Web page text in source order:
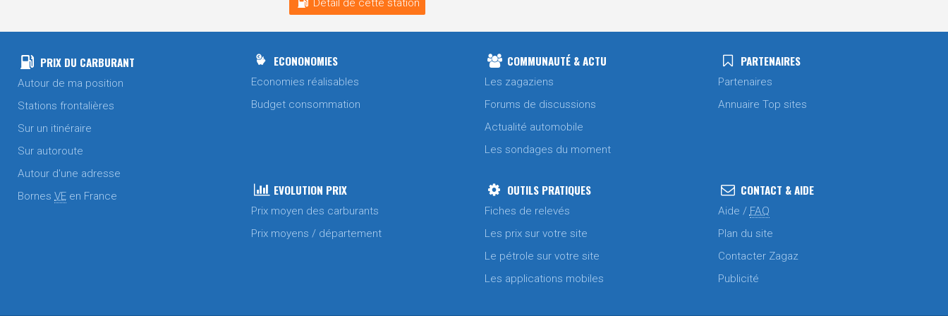
Détail de cette station
PRIX DU CARBURANT
Autour de ma position
Stations frontalières
Sur un itinéraire
Sur autoroute
Autour d'une adresse
Bornes VE en France
ECONONOMIES
Economies réalisables
Budget consommation
COMMUNAUTÉ & ACTU
Les zagaziens
Forums de discussions
Actualité automobile
Les sondages du moment
PARTENAIRES
Partenaires
Annuaire Top sites
EVOLUTION PRIX
Prix moyen des carburants
Prix moyens / département
OUTILS PRATIQUES
Fiches de relevés
Les prix sur votre site
Le pétrole sur votre site
Les applications mobiles
CONTACT & AIDE
Aide / FAQ
Plan du site
Contacter Zagaz
Publicité